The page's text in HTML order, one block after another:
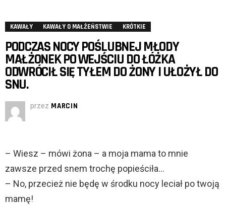
KAWAŁY KAWAŁY O MAŁŻEŃSTWIE KRÓTKIE
PODCZAS NOCY POŚLUBNEJ MŁODY
MAŁŻONEK PO WEJŚCIU DO ŁÓŻKA
ODWRÓCIŁ SIĘ TYŁEM DO ŻONY I UŁOŻYŁ DO
SNU.
przez MARCIN
– Wiesz – mówi żona – a moja mama to mnie
zawsze przed snem trochę popieściła…
– No, przecież nie będę w środku nocy leciał po twoją
mamę!